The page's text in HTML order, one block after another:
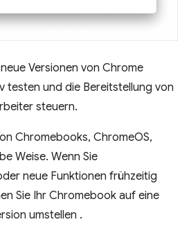
Versionen von Chrome
testen und die Bereitstellung von
steuern.
Chromebooks, ChromeOS,
Weise. Wenn Sie
neue Funktionen frühzeitig
Sie Ihr Chromebook auf eine
umstellen .